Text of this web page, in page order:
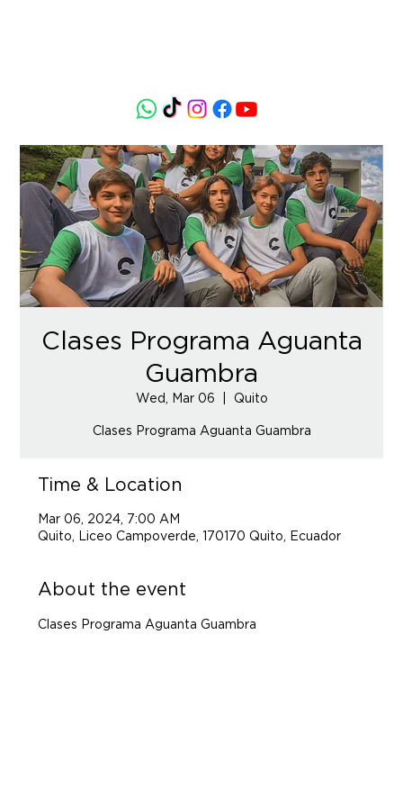
Clases Programa Aguanta
Guambra
Wed, Mar 06 Quito
Clases Programa Aguanta Guambra
Time & Location
Mar 06, 2024, 7:00 AM
Quito, Liceo Campoverde, 170170 Quito, Ecuador
About the event
Clases Programa Aguanta Guambra